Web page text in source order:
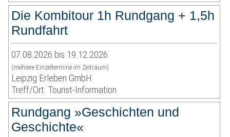
Die Kombitour 1h Rundgang + 1,5h
Rundfahrt
07.08.2026 bis 19.12.2026
(mehrere Einzeltermine im Zeitraum)
Leipzig Erleben GmbH
Treff/Ort: Tourist-Information
Rundgang »Geschichten und
Geschichte«